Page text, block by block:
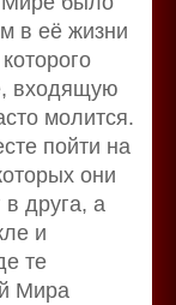
в её жизни
входящую
молится.
пойти на
они
друга, а
и
те
Мира